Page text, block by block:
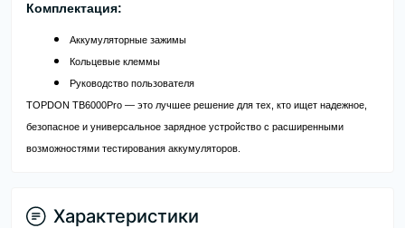
Комплектация:
Аккумуляторные зажимы
Кольцевые клеммы
Руководство пользователя
TOPDON TB6000Pro — это лучшее решение для тех, кто ищет надежное,
безопасное и универсальное зарядное устройство с расширенными
возможностями тестирования аккумуляторов.
Характеристики